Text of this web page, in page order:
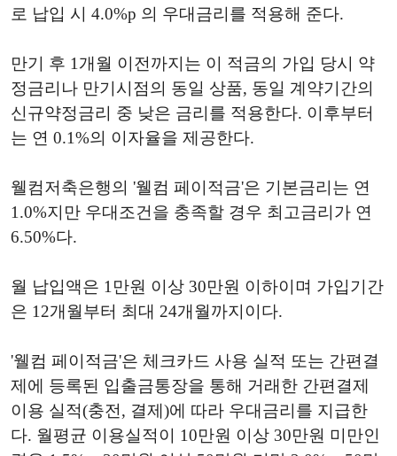
로 납입 시 4.0%p 의 우대금리를 적용해 준다.
만기 후 1개월 이전까지는 이 적금의 가입 당시 약
정금리나 만기시점의 동일 상품, 동일 계약기간의
신규약정금리 중 낮은 금리를 적용한다. 이후부터
는 연 0.1%의 이자율을 제공한다.
웰컴저축은행의 '웰컴 페이적금'은 기본금리는 연
1.0%지만 우대조건을 충족할 경우 최고금리가 연
6.50%다.
월 납입액은 1만원 이상 30만원 이하이며 가입기간
은 12개월부터 최대 24개월까지이다.
'웰컴 페이적금'은 체크카드 사용 실적 또는 간편결
제에 등록된 입출금통장을 통해 거래한 간편결제
이용 실적(충전, 결제)에 따라 우대금리를 지급한
다. 월평균 이용실적이 10만원 이상 30만원 미만인